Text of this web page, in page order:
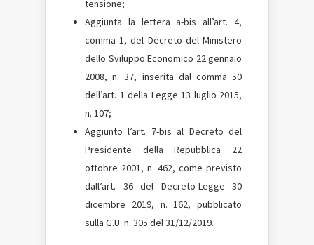
tensione;
Aggiunta la lettera a-bis all’art. 4,
comma 1, del Decreto del Ministero
dello Sviluppo Economico 22 gennaio
2008, n. 37, inserita dal comma 50
dell’art. 1 della Legge 13 luglio 2015,
n. 107;
Aggiunto l’art. 7-bis al Decreto del
Presidente della Repubblica 22
ottobre 2001, n. 462, come previsto
dall’art. 36 del Decreto-Legge 30
dicembre 2019, n. 162, pubblicato
sulla G.U. n. 305 del 31/12/2019.